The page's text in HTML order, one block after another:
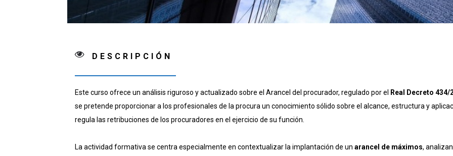
DESCRIPCIÓN
Este curso ofrece un análisis riguroso y actualizado sobre el Arancel del procurador, regulado por el
Real Decreto 434/
se pretende proporcionar a los profesionales de la procura un conocimiento sólido sobre el alcance, estructura y
regula las retribuciones de los procuradores en el ejercicio de su función.
La actividad formativa se centra especialmente en contextualizar la implantación de un arancel de máximos,